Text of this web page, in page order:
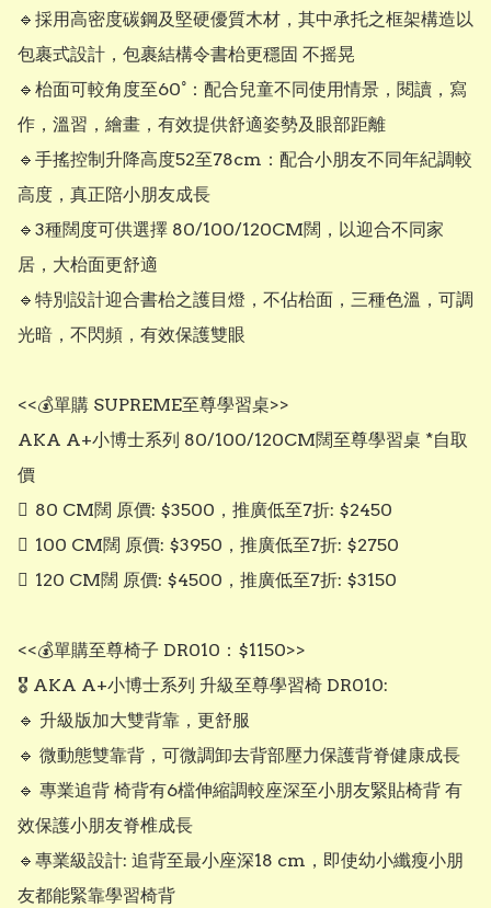
🔹採用高密度碳鋼及堅硬優質木材，其中承托之框架構造以
包裹式設計，包裹結構令書枱更穩固 不摇晃
🔹枱面可較角度至60°：配合兒童不同使用情景，閱讀，寫
作，溫習，繪畫，有效提供舒適姿勢及眼部距離
🔹手搖控制升降高度52至78cm：配合小朋友不同年紀調較
高度，真正陪小朋友成長
🔹3種闊度可供選擇 80/100/120CM闊，以迎合不同家
居，大枱面更舒適
🔹特別設計迎合書枱之護目燈，不佔枱面，三種色溫，可調
光暗，不閃頻，有效保護雙眼
<<💰單購 SUPREME至尊學習桌>>
AKA A+小博士系列 80/100/120CM闊至尊學習桌 *自取
價
	80 CM闊 原價: $3500，推廣低至7折: $2450
	100 CM闊 原價: $3950，推廣低至7折: $2750
	120 CM闊 原價: $4500，推廣低至7折: $3150
<<💰單購至尊椅子 DR010：$1150>>
🎖 AKA A+小博士系列 ︎升級至尊學習椅 DR010:
🔹 升級版加大雙背靠，更舒服
🔹 微動態雙靠背，可微調卸去背部壓力保護背脊健康成長
🔹 專業追背 椅背有6檔伸縮調較座深至小朋友緊貼椅背 有
效保護小朋友脊椎成長
🔹專業級設計: 追背至最小座深18 cm，即使幼小纖瘦小朋
友都能緊靠學習椅背